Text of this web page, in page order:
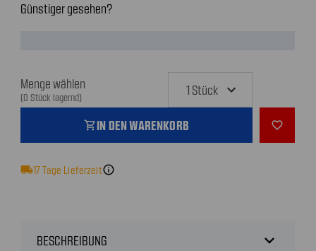
Günstiger gesehen?
Menge wählen
(0 Stück lagernd)
shopping_cartIN DEN WARENKORB favorite_outline
local_shipping17Tage Lieferzeitinfo
BESCHREIBUNG expand_more